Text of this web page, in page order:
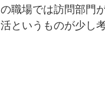
の職場では訪問部門
活というものが少し